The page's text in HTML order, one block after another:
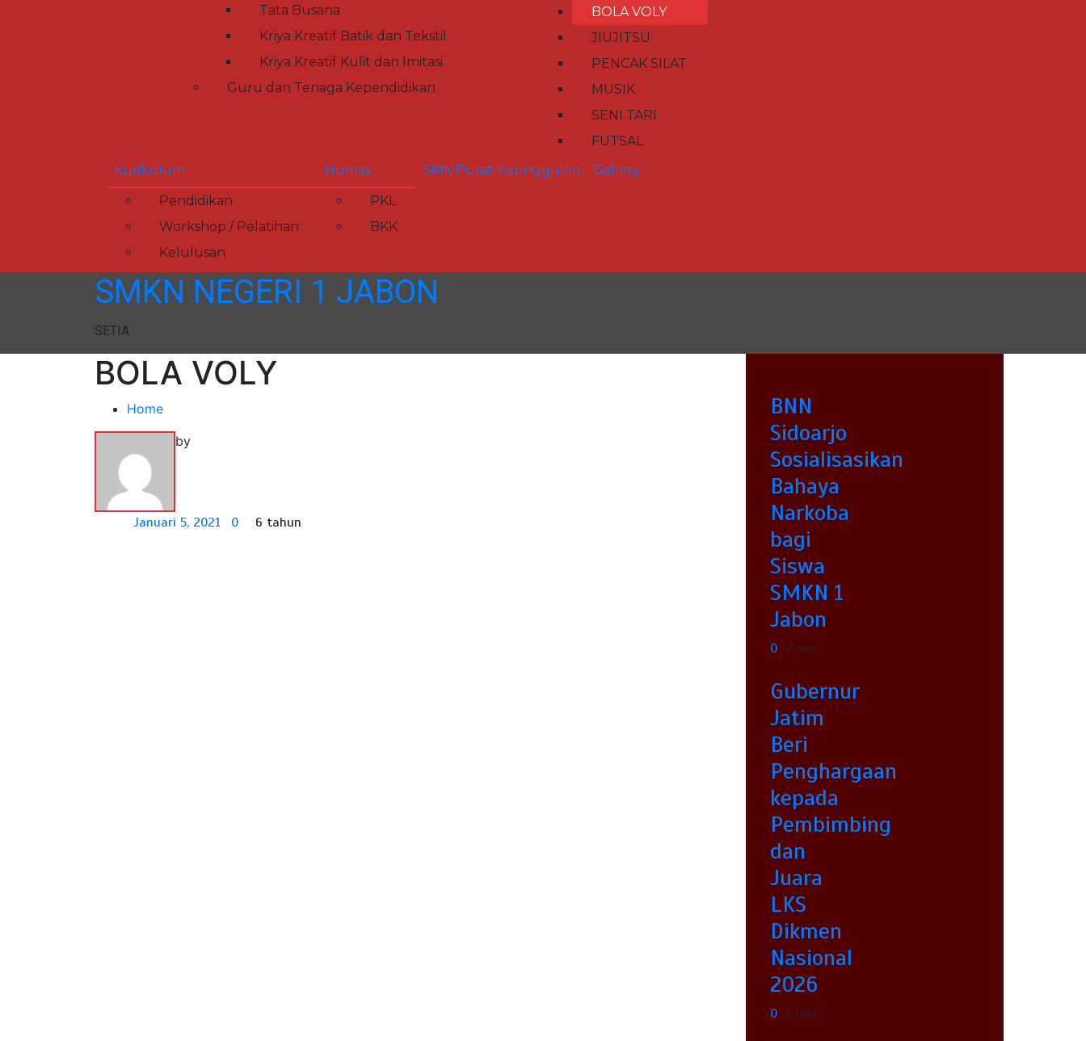
Tata Busana
Kriya Kreatif Batik dan Tekstil
Kriya Kreatif Kulit dan Imitasi
Guru dan Tenaga Kependidikan
BOLA VOLY
JIUJITSU
PENCAK SILAT
MUSIK
SENI TARI
FUTSAL
Kurikulum
Pendidikan
Workshop / Pelatihan
Kelulusan
Humas
PKL
BKK
SMK Pusat Keunggulan Gallery
SMKN NEGERI 1 JABON
SETIA
BOLA VOLY
Home
by
Januari 5, 2021 0 6 tahun
BNN
Sidoarjo
Sosialisasikan
Bahaya
Narkoba
bagi
Siswa
SMKN 1
Jabon
0 2 min
Gubernur
Jatim
Beri
Penghargaan
kepada
Pembimbing
dan
Juara
LKS
Dikmen
Nasional
2026
0 2 min